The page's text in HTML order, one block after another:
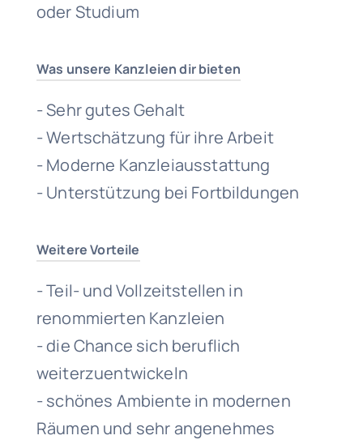
oder Studium
Was unsere Kanzleien dir bieten
- Sehr gutes Gehalt
- Wertschätzung für ihre Arbeit
- Moderne Kanzleiausstattung
- Unterstützung bei Fortbildungen
Weitere Vorteile
- Teil- und Vollzeitstellen in
renommierten Kanzleien
- die Chance sich beruflich
weiterzuentwickeln
- schönes Ambiente in modernen
Räumen und sehr angenehmes